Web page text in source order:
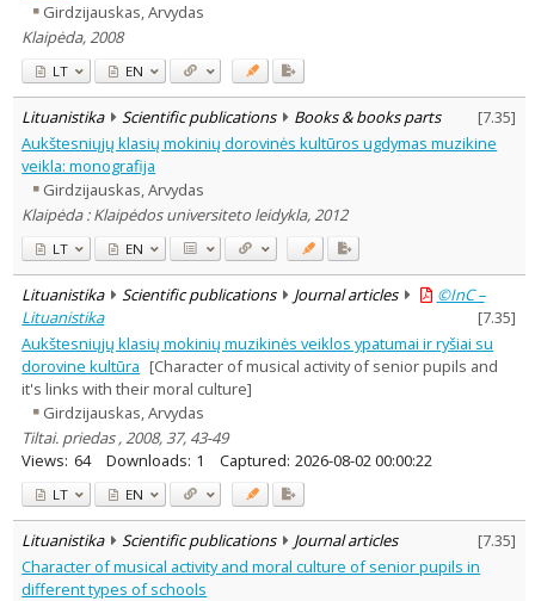
Girdzijauskas, Arvydas
Klaipėda, 2008
LT EN
Lituanistika Scientific publications Books & books parts [7.35]
Aukštesniųjų klasių mokinių dorovinės kultūros ugdymas muzikine
veikla: monografija
Girdzijauskas, Arvydas
Klaipėda : Klaipėdos universiteto leidykla, 2012
LT EN
Lituanistika Scientific publications Journal articles
©InC –
Lituanistika
[7.35]
Aukštesniųjų klasių mokinių muzikinės veiklos ypatumai ir ryšiai su
dorovine kultūra [Character of musical activity of senior pupils and
it's links with their moral culture]
Girdzijauskas, Arvydas
Tiltai. priedas , 2008, 37, 43-49
Views: 64 Downloads: 1 Captured: 2026-08-02 00:00:22
LT EN
Lituanistika Scientific publications Journal articles [7.35]
Character of musical activity and moral culture of senior pupils in
different types of schools